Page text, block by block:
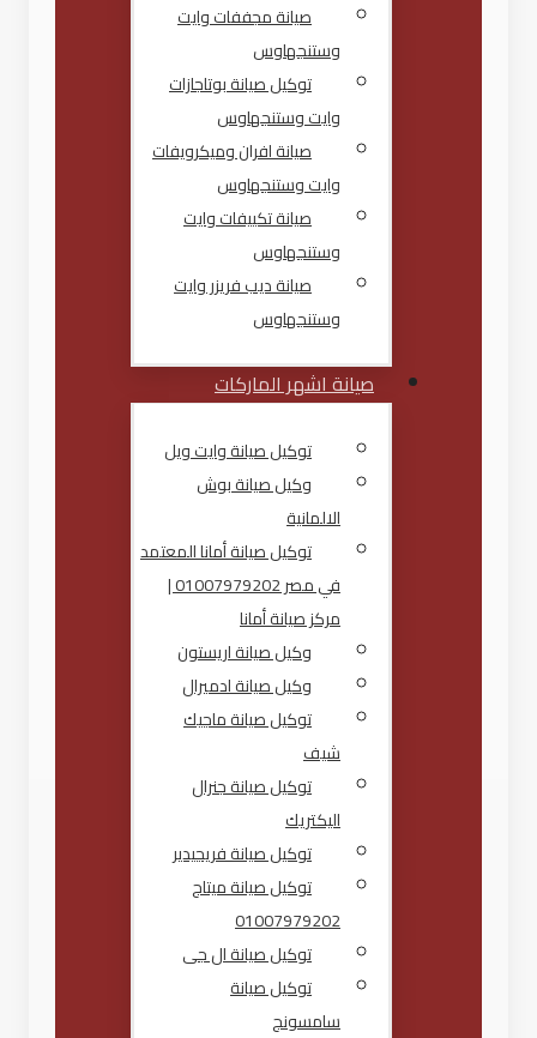
صيانة مجففات وايت
وستنجهاوس
توكيل صيانة بوتاجازات
وايت وستنجهاوس
صيانة افران وميكرويفات
وايت وستنجهاوس
صيانة تكييفات وايت
وستنجهاوس
صيانة ديب فريزر وايت
وستنجهاوس
صيانة اشهر الماركات
توكيل صيانة وايت ويل
وكيل صيانة بوش
الالمانية
توكيل صيانة أمانا المعتمد
في مصر 01007979202 |
مركز صيانة أمانا
وكيل صيانة اريستون
وكيل صيانة ادميرال
توكيل صيانة ماجيك
شيف
توكيل صيانة جنرال
اليكتريك
توكيل صيانة فريجيدير
توكيل صيانة ميتاج
01007979202
توكيل صيانة ال جى
توكيل صيانة
سامسونج